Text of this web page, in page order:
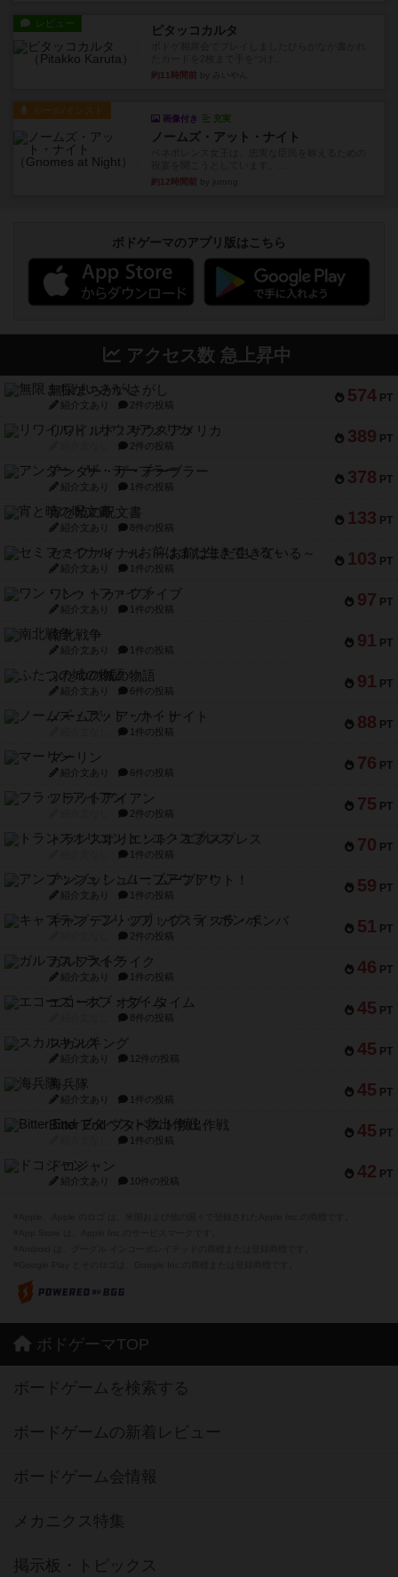
約11時間前 by みいやん
ルール/インスト
祝宴を開こうとしています。...
約12時間前 by jurong
アクセス数 急上昇中
紹介文あり 2件の投稿
389
リワイルド：サウスアメリカ
紹介文なし 2件の投稿
378
紹介文あり 1件の投稿
133
紹介文あり 8件の投稿
103
セミファイナル ～お前はまだ生きている～
紹介文あり 1件の投稿
97
ワン・トゥ・ファイブ
紹介文あり 1件の投稿
91
紹介文あり 1件の投稿
91
ふたつの城の物語
紹介文あり
88
ノームズ・アット・ナイト
紹介文なし 1件の投稿
76
紹介文あり 6件の投稿
75
紹介文なし
70
紹介文なし 1件の投稿
59
紹介文あり 1件の投稿
51
キャプテン・フリップ：イスラ・ボンバ
紹介文なし 2件の投稿
46
紹介文あり 1件の投稿
45
紹介文なし 8件の投稿
45
スカルキング
紹介文あり 12件の投稿
45
紹介文あり
45
Bitter End ブタペスト救出作戦
紹介文なし
42
ドコジャン
紹介文あり 10件の投稿
※Apple、Apple のロゴ は、米国および他の国々で登録されたApple Inc.の商標です。
※App Store は、Apple Inc.のサービスマークです。
ボドゲーマTOP
ボードゲームを検索する
ボードゲームの新着レビュー
ボードゲーム会情報
メカニクス特集
掲示板・トピックス
ボドとも・会員一覧